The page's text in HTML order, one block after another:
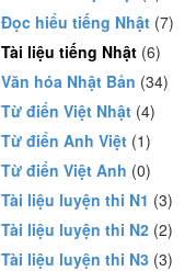
Đọc hiểu tiếng Nhật (7)
Tài liệu tiếng Nhật (6)
Văn hóa Nhật Bản (34)
Từ điển Việt Nhật (4)
Từ điển Anh Việt (1)
Từ điển Việt Anh (0)
Tài liệu luyện thi N1 (3)
Tài liệu luyện thi N2 (2)
Tài liệu luyện thi N3 (3)